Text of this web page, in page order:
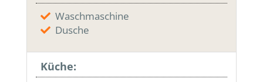
Waschmaschine
Dusche
Küche: